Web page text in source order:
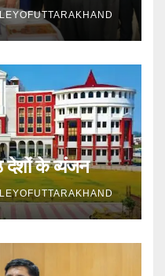
देशों के व्यंजन